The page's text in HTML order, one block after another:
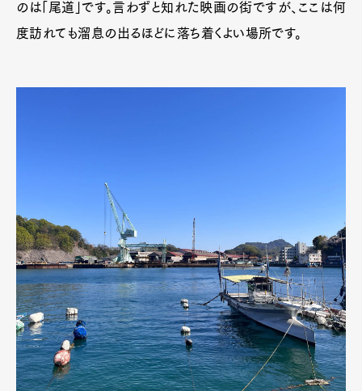
のは「尾道」です。言わずと知れた映画の街ですが、ここは何
度訪れても溜息の出るほどに落ち着くよい場所です。